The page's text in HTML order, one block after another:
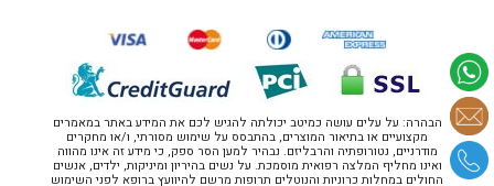
הבהרה: על עלים עושה כמיטב יכולתה להגיש לכם את המידע באתר במאמרים
מקצועיים או בתיאור המוצרים, בהתבסס על שימוש מסורתי, ו/או מחקרים
מודרניים, נטורופתיה והרבליזם. נבהיר למען הסר ספק, כי מידע זה אינו מהווה
ואינו מחליף המלצה רפואית מוסמכת. על נשים בהיריון ומיניקות, ילדים, אנשים
החולים במחלות כרוניות והנוטלים תרופות מרשם להיוועץ ברופא לפני השימוש